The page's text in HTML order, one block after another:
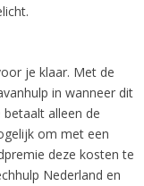
je klaar. Met de
in wanneer dit
alleen de
om met een
deze kosten te
Nederland en